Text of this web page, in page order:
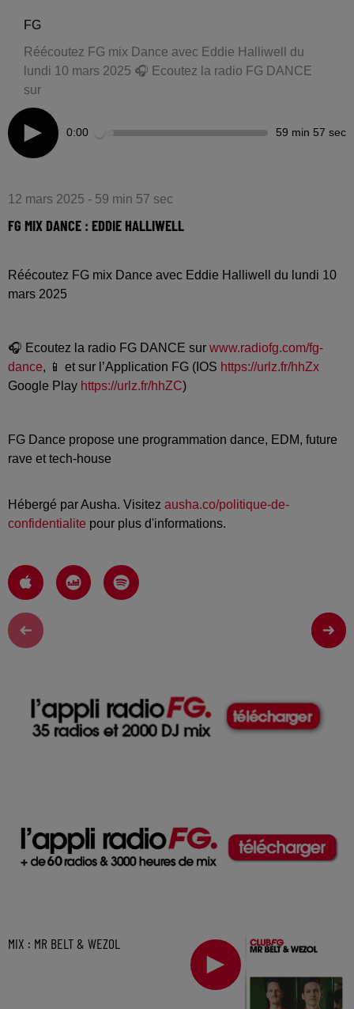
FG
Réécoutez FG mix Dance avec Eddie Halliwell du
lundi 10 mars 2025 🎧 Ecoutez la radio FG DANCE
sur
0:00 59 min 57 sec
12 mars 2025 - 59 min 57 sec
FG MIX DANCE : EDDIE HALLIWELL
Réécoutez FG mix Dance avec Eddie Halliwell du lundi 10
mars 2025
🎧 Ecoutez la radio FG DANCE sur www.radiofg.com/fg-
dance, 📱 et sur l’Application FG (IOS https://urlz.fr/hhZx
Google Play https://urlz.fr/hhZC)
FG Dance propose une programmation dance, EDM, future
rave et tech-house
Hébergé par Ausha. Visitez ausha.co/politique-de-
confidentialite pour plus d'informations.
MIX : MR BELT & WEZOL